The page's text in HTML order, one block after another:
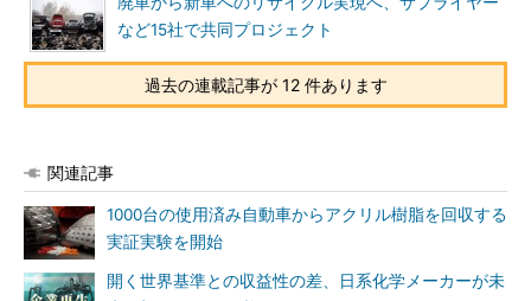
など15社で共同プロジェクト
過去の連載記事が 12 件あります
関連記事
1000台の使用済み自動車からアクリル樹脂を回収する
実証実験を開始
開く世界基準との収益性の差、日系化学メーカーが未